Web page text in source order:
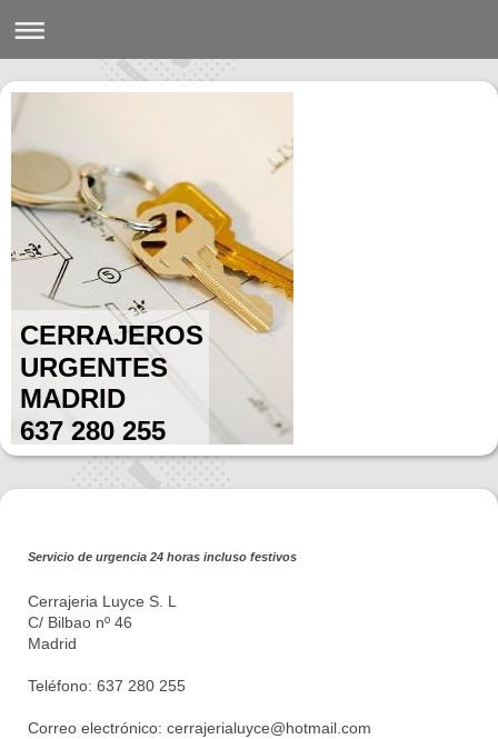
CERRAJEROS
URGENTES
MADRID
637 280 255
Servicio de urgencia 24 horas incluso festivos
Cerrajeria Luyce S. L
C/ Bilbao nº 46
Madrid
Teléfono: 637 280 255
Correo electrónico: cerrajerialuyce@hotmail.com